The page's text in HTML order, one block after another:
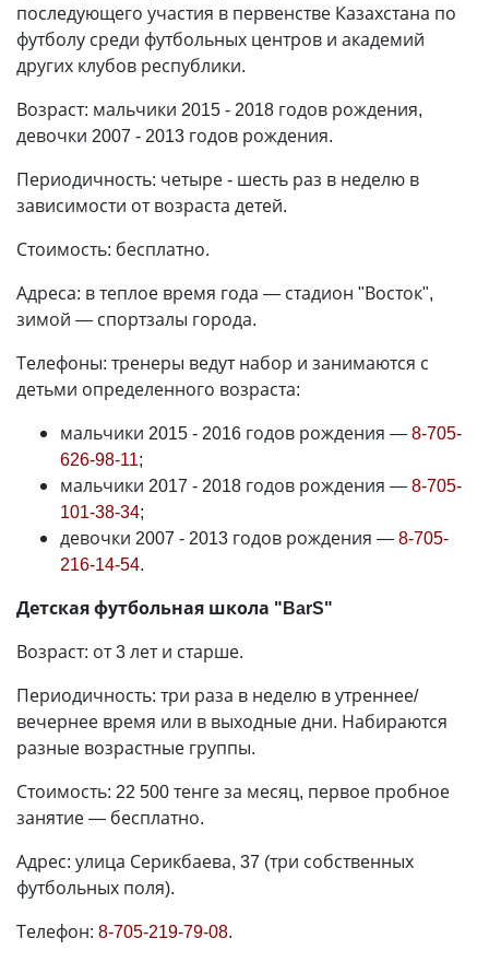
последующего участия в первенстве Казахстана по
футболу среди футбольных центров и академий
других клубов республики.
Возраст: мальчики 2015 - 2018 годов рождения,
девочки 2007 - 2013 годов рождения.
Периодичность: четыре - шесть раз в неделю в
зависимости от возраста детей.
Стоимость: бесплатно.
Адреса: в теплое время года — стадион "Восток",
зимой — спортзалы города.
Телефоны: тренеры ведут набор и занимаются с
детьми определенного возраста:
мальчики 2015 - 2016 годов рождения —8-705-
626-98-11;
мальчики 2017 - 2018 годов рождения —8-705-
101-38-34;
девочки 2007 - 2013 годов рождения —8-705-
216-14-54.
Детская футбольная школа "BarS"
Возраст: от 3 лет и старше.
Периодичность: три раза в неделю в утреннее/
вечернее время или в выходные дни. Набираются
разные возрастные группы.
Стоимость: 22 500 тенге за месяц, первое пробное
занятие— бесплатно.
Адрес: улица Серикбаева, 37 (три собственных
футбольных поля).
Телефон: 8-705-219-79-08.